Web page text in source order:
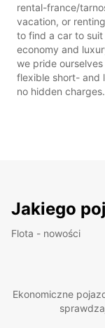
rental-france/
vacation, or
to find a car to
economy and
we pride
flexible short- and
no hidden charges.
Jakiego
Flota - nowości
Ekonomiczne